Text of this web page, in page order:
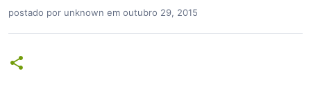
postado por unknown em outubro 29, 2015